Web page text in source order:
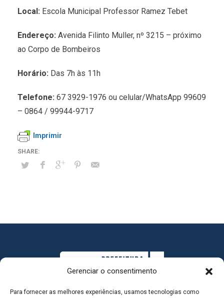
Gerenciar o consentimento
Para fornecer as melhores experiências, usamos tecnologias como
Local: Escola Municipal Professor Ramez Tebet
Endereço: Avenida Filinto Muller, nº 3215 – próximo
ao Corpo de Bombeiros
Horário: Das 7h às 11h
Telefone: 67 3929-1976 ou celular/WhatsApp 99609
– 0864 / 99944-9717
Imprimir